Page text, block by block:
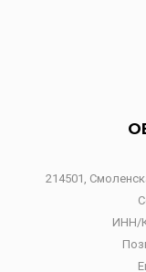
214501,
ИНН/